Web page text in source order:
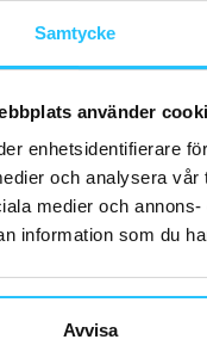
Samtycke
använder
enhetsidentifierare
och analysera vår
medier och
information som du
Avvisa